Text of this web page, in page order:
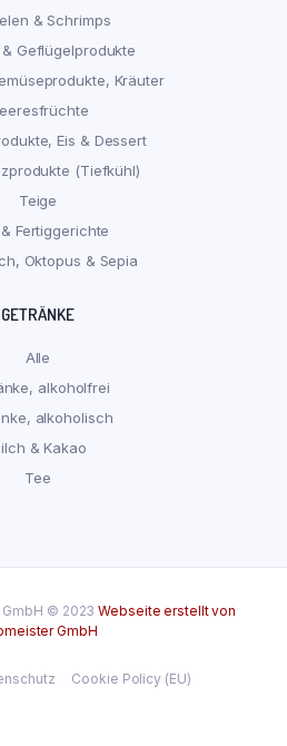
& Schrimps
Geflügelprodukte
Kräuter
Eis & Dessert
(Tiefkühl)
Teige
Fertiggerichte
Oktopus & Sepia
GETRÄNKE
Alle
alkoholfrei
alkoholisch
& Kakao
Tee
GmbH © 2023Webseite erstellt von
GmbH
Cookie Policy (EU)